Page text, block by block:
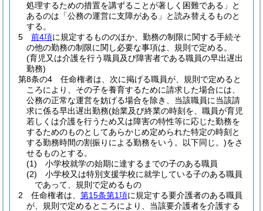
処理するための措置を講ずることが著しく困難である」と
あるのは「公務の運営に支障がある」と読み替えるものと
する。
5
前4項に規定するもののほか、勤務の制限に関する手続そ
の他の勤務の制限に関し必要な事項は、規則で定める。
(育児又は介護を行う職員及び障害者である職員の早出遅出
勤務)
第8条の4
任命権者は、次に掲げる職員が、規則で定めると
ころにより、その子を養育するために請求した場合には、
公務の正常な運営を妨げる場合を除き、当該職員に当該請
求に係る早出遅出勤務(始業及び終業の時刻を、職員が育児
若しくは介護を行うため又は障害の特性等に応じた勤務を
するためのものとしてあらかじめ定められた特定の時刻と
する勤務時間の割振りによる勤務をいう。以下同じ。)をさ
せるものとする。
(1)
小学校就学の始期に達するまでの子のある職員
(2)
小学校又は特別支援学校に就学している子のある職員
であって、規則で定めるもの
2
任命権者は、 第15条第1項に規定する要介護者のある職員
が、規則で定めるところにより、当該要介護者を介護する